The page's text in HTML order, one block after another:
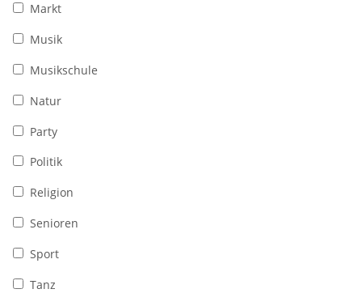
Markt
Musik
Musikschule
Natur
Party
Politik
Religion
Senioren
Sport
Tanz